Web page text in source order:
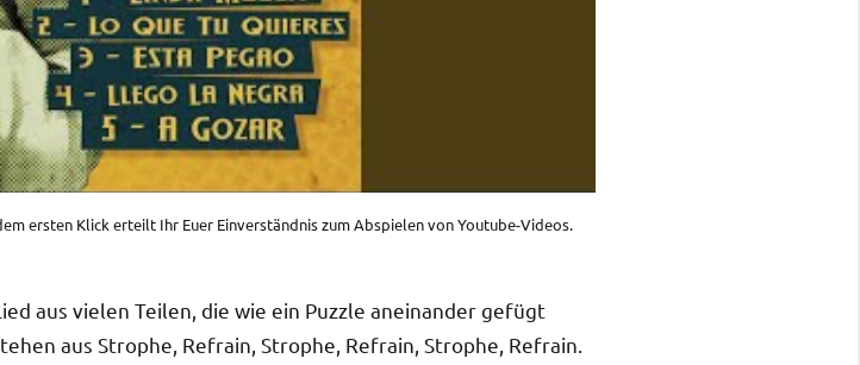
ersten Klick erteilt Ihr Euer Einverständnis zum Abspielen von Youtube-Videos.
aus vielen Teilen, die wie ein Puzzle aneinander gefügt
aus Strophe, Refrain, Strophe, Refrain, Strophe, Refrain.